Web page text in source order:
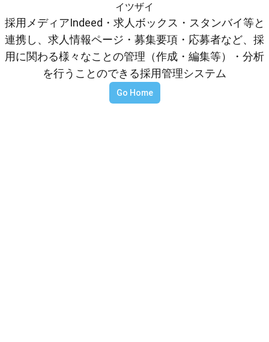
イツザイ
採用メディアIndeed・求人ボックス・スタンバイ等と
連携し、求人情報ページ・募集要項・応募者など、採
用に関わる様々なことの管理（作成・編集等）・分析
を行うことのできる採用管理システム
Go Home